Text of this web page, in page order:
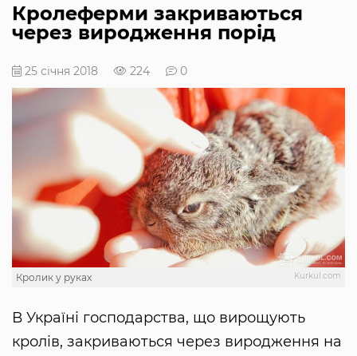
Кролеферми закриваються
через виродження порід
25 січня 2018 224 0
Kurkul.com
Кролик у руках
В Україні господарства, що вирощують
кролів, закриваються через виродження на